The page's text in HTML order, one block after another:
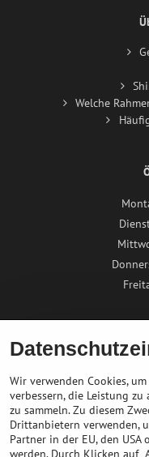
Welche
Wir verwenden Cookies,
verbessern, die Leistung
zu sammeln. Zu diesem
Drittanbietern verwenden,
Partner in der EU, den
werden. Durch Klicken auf